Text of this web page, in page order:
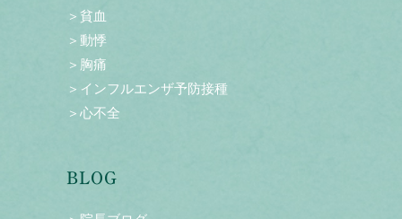
＞貧血
＞動悸
＞胸痛
＞インフルエンザ予防接種
＞心不全
BLOG